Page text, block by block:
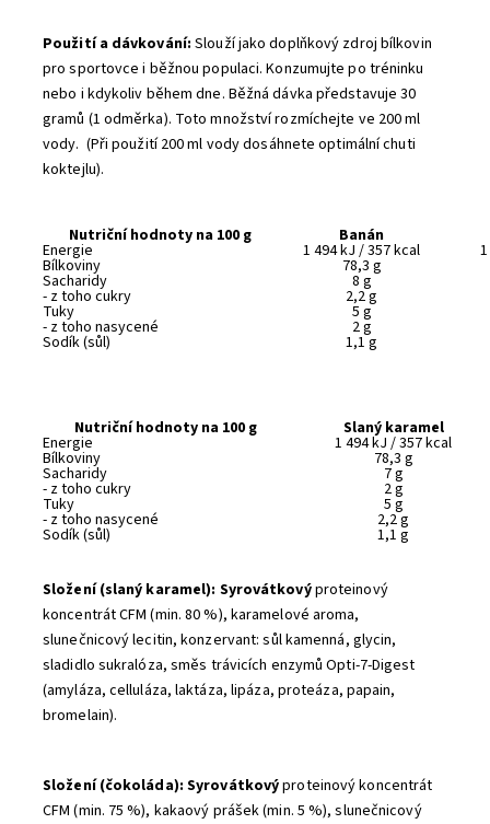
Použití a dávkování:Slouží jako doplňkový zdroj bílkovin
pro sportovce i běžnou populaci. Konzumujte po tréninku
nebo i kdykoliv během dne. Běžná dávka představuje 30
gramů (1 odměrka). Toto množství rozmíchejte ve 200 ml
vody. (Při použití 200 ml vody dosáhnete optimální chuti
koktejlu).
Nutriční hodnoty na 100 g Banán
Energie 1 494 kJ / 357 kcal
Bílkoviny 78,3 g
Sacharidy 8 g
- z toho cukry 2,2 g
Tuky 5 g
- z toho nasycené 2 g
Sodík (sůl) 1,1 g
Nutriční hodnoty na 100 g Slaný karamel
Energie 1 494 kJ / 357 kcal
Bílkoviny 78,3 g
Sacharidy 7 g
- z toho cukry 2 g
Tuky 5 g
- z toho nasycené 2,2 g
Sodík (sůl) 1,1 g
Složení (slaný karamel): Syrovátkovýproteinový
koncentrát CFM (min. 80 %), karamelové aroma,
slunečnicový lecitin, konzervant: sůl kamenná, glycin,
sladidlo sukralóza, směs trávicích enzymů Opti-7-Digest
(amyláza, celluláza, laktáza, lipáza, proteáza, papain,
bromelain).
Složení (čokoláda): Syrovátkovýproteinový koncentrát
CFM (min. 75 %), kakaový prášek (min. 5 %), slunečnicový